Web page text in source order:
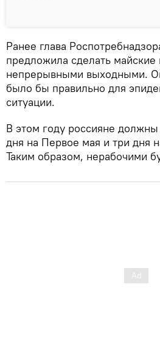
Ранее глава
предложила сделать майские
непрерывными выходными.
было бы правильно для
ситуации.
В этом году россияне
дня на Первое мая и три дня
Таким образом, нерабочими